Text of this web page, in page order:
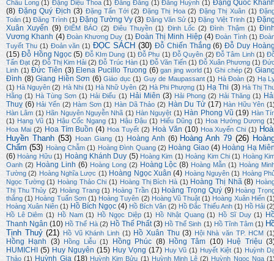
Châu Long (1) Đặng Diệu Thoa (1) Đăng Đăng (1) Đăng Huỳnh (1) Đặng Quốc
(8) Đặng Quý Địch (3) Đặng Tấn Tới (2) Đặng Thị Hoa (2) Đặng Thị Xuân (1)
Toán (1) Đăng Trình (1) Đặng Tường Vy (3) Đặng Văn Sử (1) Đặng Việt Trinh (1)
Xuân Xuyến (9) ĐIỂM BÁO (2) Điêu Thuyền (1) Đinh Lốc (2) Đình Thậm (1)
Vương Khanh (4) Đoàn Khương Duy (1) Đoàn Thị Minh Hiệp (4) Đoàn Tình (1)
Tuyết Thu (1) Đoản văn (1) ĐỌC SÁCH (30) Đỗ Chiến Thắng (6) Đỗ Duy
(15) Đỗ Hồng Ngọc (5) Đỗ KIm Dung (1) Đỗ Phu (1) Đỗ Quyên (2) Đỗ Tâm Linh (1)
Tấn Đạt (2) Đỗ Thị Kim Hải (2) Đỗ Trúc Hàn (1) Đỗ Văn Tiến (1) Đỗ Xuân Phương (1)
Linh (1) Đức Tiên (3) Elena Pucillo Truong (6) gan jing world (1) Ghi chép (2)
Đình (8) Giang Hiền Sơn (6) Giáo dục (1) Guy de Maupassant (1) Hà Đoàn (2) Hạ
(1) Hà Nguyên (2) Hà Nhi (1) Hà Nhữ Uyên (2) Hà Phi Phượng (1) Hạ Thi (3) Hà Thị
Hằng (1) Hà Tùng Sơn (1) Hải Điểu (1) Hải Miên (3) Hải Phong (2) Hải Thăng (1)
Thuỵ (6) Hải Yến (2) Hàm Sơn (1) Hàn Dã Thảo (2) Hàn Du Tử (17) Hàn Hữu Yên
Hàn Lâm (1) Hãn Nguyên Nguyễn Nhã (1) Hàn Nguyệt (1) Hàn Phong Vũ (19) Hàn
(1) Hạng Vũ (1) Hậu Cốc Ngang (1) Hậu Đậu (1) Hiếu Dũng (1) Hoa Hướng Dương
Hoa Mai (2) Hoa Tím Buồn (4) Hoa Tuyết (2) Hoà Văn (10) Hoa Xuyến Chi (1)
Huyền Thanh (53) Hoan Giang (1) Hoàng Anh (6) Hoàng Anh 79 (26)
Chẩm (53) Hoàng Chẫm (1) Hoàng Đình Quang (2) Hoàng Giao (4) Hoàng Hạ
(6) Hoàng Hữu (1) Hoàng Khánh Duy (5) Hoàng Kim (1) Hoàng Kim Chi (1) Hoàng
Oanh (2) Hoàng Linh (6) Hoàng Long (2) Hoàng Lộc (8) Hoàng Mẫn (1) Hoàng
Tường (2) Hoàng Nghĩa Lược (1) Hoàng Ngọc Xuân (4) Hoàng Nguyên (1) Hoàng
Ngọc Tường (1) Hoàng Thảo Chi (1) Hoàng Thị Bích Hà (1) Hoàng Thị Nhã (8)
Thị Thu Thủy (2) Hoàng Trang (1) Hoàng Trần (1) Hoàng Trọng Quý (9) Hoàng
thắng (1) Hoàng Tuấn Sơn (1) Hoàng Tuyên (2) Hoàng Vũ Thuật (1) Hoàng Xuân Hiến
Hoàng Xuân Niên (1) Hồ Bích Ngọc (4) Hồ Bích Vân (2) Hồ Đắc Thiếu Anh (1) Hồ Hải
Hồ Lê Diêm (1) Hồ Nam (1) Hồ Ngọc Diệp (1) Hồ Nhật Quang (1) Hồ Sĩ Duy (1)
Thanh Ngân (10) Hồ Thế Hà (2) Hồ Thế Phất (3) Hồ Thế Sinh (1) Hồ Tĩnh Tâm (1)
Tịnh Thuỷ (21) Hồ Vũ Khánh Linh (1) Hồ Xuân Thu (3) Hội Nhà văn TP. HCM
Hồng Hạnh (3) Hồng Liễu (1) Hồng Phúc (8) Hồng Tâm (10) Huệ Triệu
HUMICHI (5) Huy Nguyên (15) Huy Vọng (17) Huy Vũ (1) Huyết Kiệt (1) Huỳnh
Thảo (1) Huỳnh Gia (18) Huỳnh Kim Bửu (1) Huỳnh Minh Lệ (2) Huỳnh Ngọc Nga